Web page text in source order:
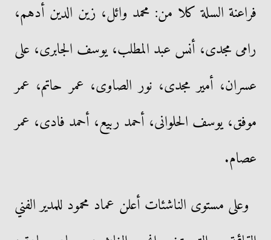
فراعنة السلة كلا من: محمد وائل، زين الدين أدهم،
رامى مجدى، أنس عبد المطلب، يوسف الجابرى، على
عسران، أمير مجدى، نور الصاوى، عمر حاتم، عمر
موفق، يوسف الحلوانى، أحمد ربيع، أحمد فادى، عمر
عصام.
وعلى مستوى الناشئات أعلن عماد محمود للمدير الفني